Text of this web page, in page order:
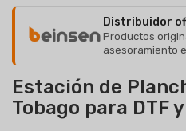
Distribuidor
Productos
asesoramiento
Estación de
Tobago para DTF